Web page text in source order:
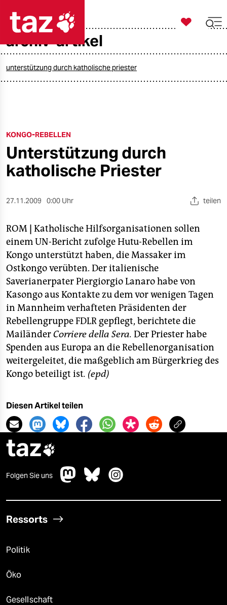
taz zahl ich
öko
gesellschaft
sport
berlin
nord
wahrheit
verlag
verlag
veranstaltungen
shop
fragen & hilfe
abo
genossenschaft
epaper login

taz zahl ich
archiv-artikel
unterstützung durch katholische priester
KONGO-REBELLEN
Unterstützung durch
katholische Priester
27.11.2009 0:00 Uhr teilen
ROM Katholische Hilfsorganisationen sollen
einem UN-Bericht zufolge Hutu-Rebellen im
Kongo unterstützt haben, die Massaker im
Ostkongo verübten. Der italienische
Saverianerpater Piergiorgio Lanaro habe von
Kasongo aus Kontakte zu dem vor wenigen Tagen
in Mannheim verhafteten Präsidenten der
Rebellengruppe FDLR gepflegt, berichtete die
MailänderCorriere della Sera. Der Priester habe
Spenden aus Europa an die Rebellenorganisation
weitergeleitet, die maßgeblich am Bürgerkrieg des
Kongo beteiligt ist. (epd)
Diesen Artikel teilen
taz
Folgen Sie uns
Ressorts
Politik
Öko
Gesellschaft